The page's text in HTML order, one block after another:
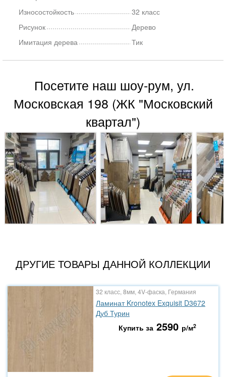
Износостойкость
32 класс
Рисунок
Дерево
Имитация дерева
Тик
Посетите наш шоу-рум, ул.
Московская 198 (ЖК "Московский
квартал")
ДРУГИЕ ТОВАРЫ ДАННОЙ КОЛЛЕКЦИИ
32 класс, 8мм, 4V-фаска, Германия
Ламинат Kronotex Exquisit D3672
Дуб Турин
Купить за 2590 р/м2